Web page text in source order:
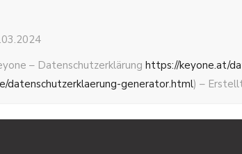
– Datenschutzerklärung https://keyone.at/
datenschutzerklaerung-generator.html) –